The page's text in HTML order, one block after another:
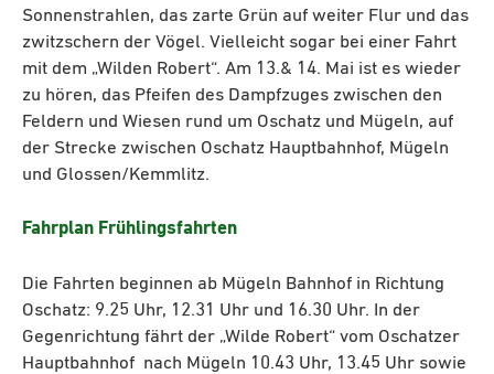
Sonnenstrahlen, das zarte Grün auf weiter Flur und das
zwitzschern der Vögel. Vielleicht sogar bei einer Fahrt
mit dem „Wilden Robert“. Am 13.& 14. Mai ist es wieder
zu hören, das Pfeifen des Dampfzuges zwischen den
Feldern und Wiesen rund um Oschatz und Mügeln, auf
der Strecke zwischen Oschatz Hauptbahnhof, Mügeln
und Glossen/Kemmlitz.
Fahrplan Frühlingsfahrten
Die Fahrten beginnen ab Mügeln Bahnhof in Richtung
Oschatz: 9.25 Uhr, 12.31 Uhr und 16.30 Uhr. In der
Gegenrichtung fährt der „Wilde Robert“ vom Oschatzer
Hauptbahnhof nach Mügeln 10.43 Uhr, 13.45 Uhr sowie